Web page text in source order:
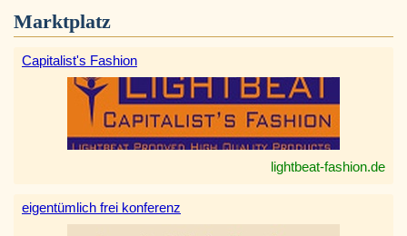
Marktplatz
Capitalist's Fashion
lightbeat-fashion.de
eigentümlich frei konferenz